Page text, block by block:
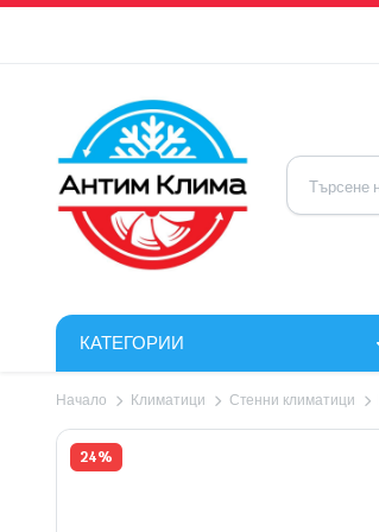
КАТЕГОРИИ
Начало Климатици Стенни климатици
24%